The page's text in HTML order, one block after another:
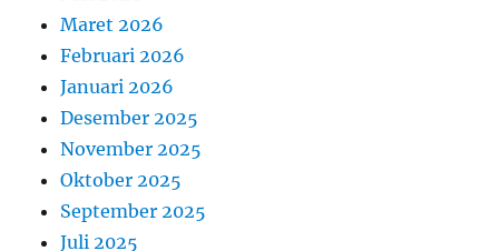
Maret 2026
Februari 2026
Januari 2026
Desember 2025
November 2025
Oktober 2025
September 2025
Juli 2025